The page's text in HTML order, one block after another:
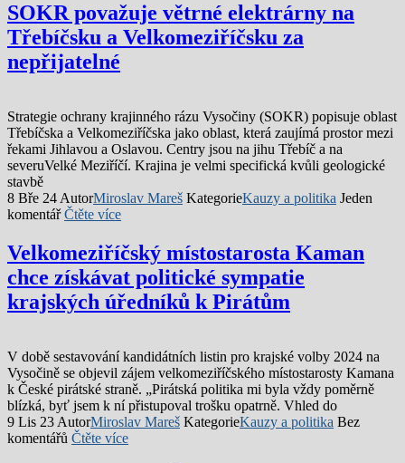
SOKR považuje větrné elektrárny na
Třebíčsku a Velkomeziříčsku za
nepřijatelné
Strategie ochrany krajinného rázu Vysočiny (SOKR) popisuje oblast
Třebíčska a Velkomeziříčska jako oblast, která zaujímá prostor mezi
řekami Jihlavou a Oslavou. Centry jsou na jihu Třebíč a na
severuVelké Meziříčí. Krajina je velmi specifická kvůli geologické
stavbě
8 Bře 24 AutorMiroslav Mareš KategorieKauzy a politika Jeden
komentář Čtěte více
Velkomeziříčský místostarosta Kaman
chce získávat politické sympatie
krajských úředníků k Pirátům
V době sestavování kandidátních listin pro krajské volby 2024 na
Vysočině se objevil zájem velkomeziříčského místostarosty Kamana
k České pirátské straně. „Pirátská politika mi byla vždy poměrně
blízká, byť jsem k ní přistupoval trošku opatrně. Vhled do
9 Lis 23 AutorMiroslav Mareš KategorieKauzy a politika Bez
komentářů Čtěte více